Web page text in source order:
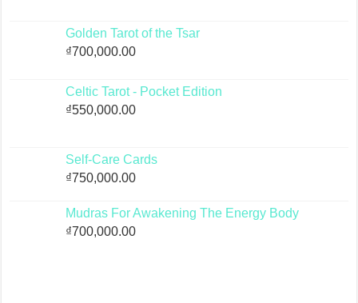
Golden Tarot of the Tsar
₫700,000.00
Celtic Tarot - Pocket Edition
₫550,000.00
Self-Care Cards
₫750,000.00
Mudras For Awakening The Energy Body
₫700,000.00